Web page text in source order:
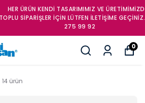
TASARIMIMIZ VE ÜRETİMİMİZDİR.
İÇİN LÜTFEN İLETİŞİME GEÇİNİZ. 0212
0
14 ürün